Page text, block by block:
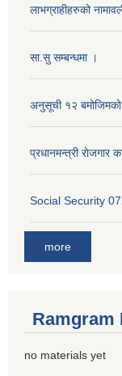
लाभग्राहीहरुको
सा.सु सम्बन्धमा ।
अनुसूची १२ बमोजिमको
प्रधानमन्त्री राेजगार
Social Security
more
Ramgram
no materials yet